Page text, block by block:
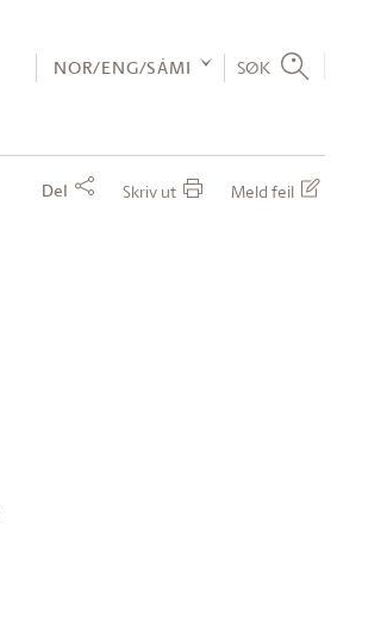
NOR/ENG/SÁMI SØK
Del Skriv ut Meld feil